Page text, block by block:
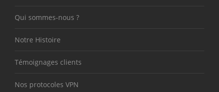
Qui sommes-nous ?
Notre Histoire
Témoignages clients
Nos protocoles VPN